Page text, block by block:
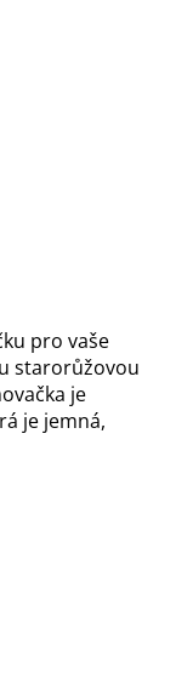
pro vaše
starorůžovou
je
je jemná,